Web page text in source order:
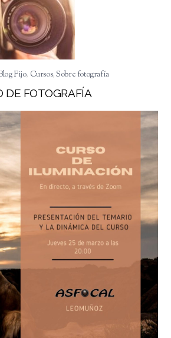
Fijo, Cursos,Sobre fotografía
DE FOTOGRAFÍA